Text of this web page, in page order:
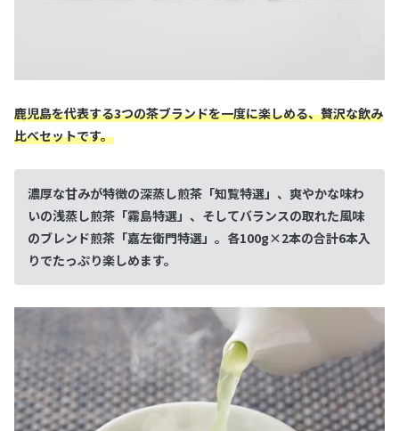
鹿児島を代表する3つの茶ブランドを一度に楽しめる、贅沢な飲み
比べセットです。
濃厚な甘みが特徴の深蒸し煎茶「知覧特選」、爽やかな味わ
いの浅蒸し煎茶「霧島特選」、そしてバランスの取れた風味
のブレンド煎茶「嘉左衛門特選」。各100g×2本の合計6本入
りでたっぷり楽しめます。